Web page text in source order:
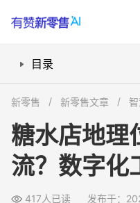
目录
如何用裂变玩法拉新？
自营外卖配送要怎么做
新零售 新零售文章
糖水店地理
流？数字化
417人已读 发布于：